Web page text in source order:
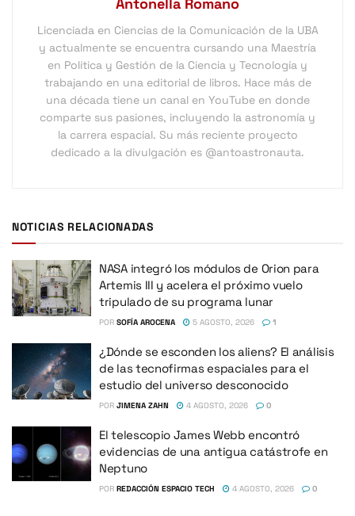
Licenciada en Ciencias de la Comunicación de la UBA
y actualmente se encuentra cursando una Maestría
en Política y Gestión de la Ciencia y Tecnología y
trabajando en una editorial de libros. Hace más de
una década tiene un canal en YouTube en donde
comparte sus pasiones, incluyendo la astronomía y
la carrera espacial. Su más reciente proyecto
dedicado a la divulgación es @antoastronauta.
NOTICIAS RELACIONADAS
NASA integró los módulos de Orion para
Artemis III y acelera el próximo vuelo
tripulado de su programa lunar
POR SOFÍA AROCENA 5 AGOSTO, 2026 1
¿Dónde se esconden los aliens? El análisis
de las tecnofirmas espaciales para el
estudio del universo desconocido
POR JIMENA ZAHN 4 AGOSTO, 2026 0
El telescopio James Webb encontró
evidencias de una antigua catástrofe en
Neptuno
POR REDACCIÓN ESPACIO TECH 4 AGOSTO, 2026 0